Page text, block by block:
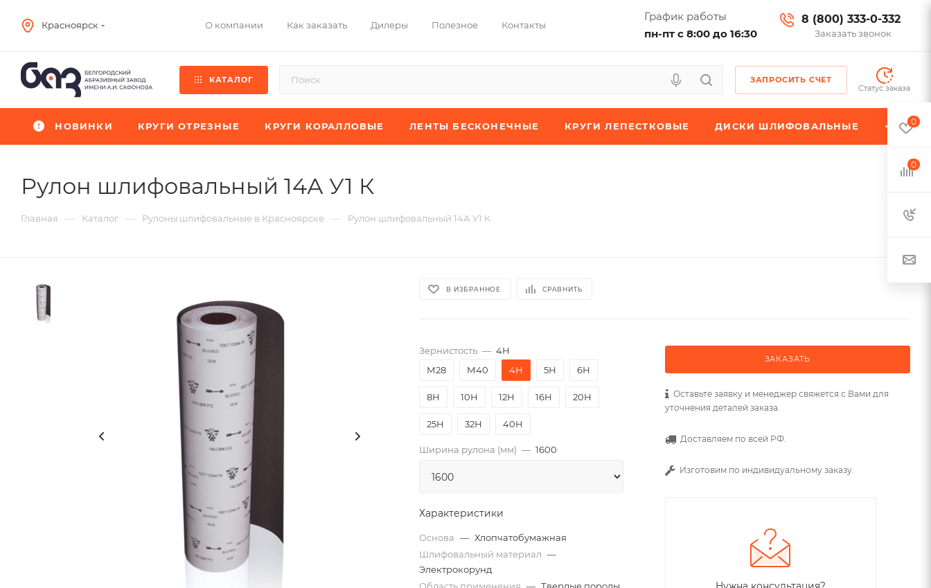
Красноярск О компании Как заказать Дилеры Полезное Контакты
График работы
пн-пт с 8:00 до 16:30
8 (800) 333-0-332
Заказать звонок
КАТАЛОГ
ЗАПРОСИТЬ СЧЕТ
Статус заказа
НОВИНКИ КРУГИ ОТРЕЗНЫЕ КРУГИ КОРАЛЛОВЫЕ ЛЕНТЫ БЕСКОНЕЧНЫЕ КРУГИ ЛЕПЕСТКОВЫЕ ДИСКИ ШЛИФОВАЛЬНЫЕ
Рулон шлифовальный 14А У1 К
Главная — Каталог — Рулоны шлифовальные в Красноярске — Рулон шлифовальный 14А У1 К
В ИЗБРАННОЕ СРАВНИТЬ
Зернистость — 4Н
М28
М40 4Н 5Н 6Н
8Н 10Н 12Н 16Н 20Н
25Н 32Н 40Н
Ширина рулона (мм) — 1600
Характеристики
Основа — Хлопчатобумажная
Шлифовальный материал —
Электрокорунд
ЗАКАЗАТЬ
Оставьте заявку и менеджер свяжется с Вами для
уточнения деталей заказа.
Доставляем по всей РФ.
Изготовим по индивидуальному заказу.
0
0